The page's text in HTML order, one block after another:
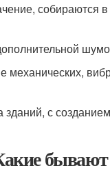
собираются
механических,
с